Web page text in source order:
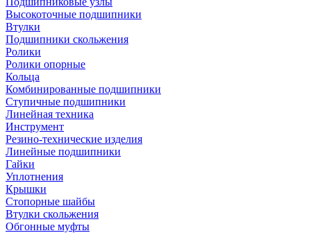
Высокоточные подшипники
Втулки
Подшипники скольжения
Ролики
Ролики опорные
Кольца
Комбинированные подшипники
Ступичные подшипники
Линейная техника
Инструмент
Резино-технические изделия
Линейные подшипники
Гайки
Уплотнения
Крышки
Стопорные шайбы
Втулки скольжения
Обгонные муфты